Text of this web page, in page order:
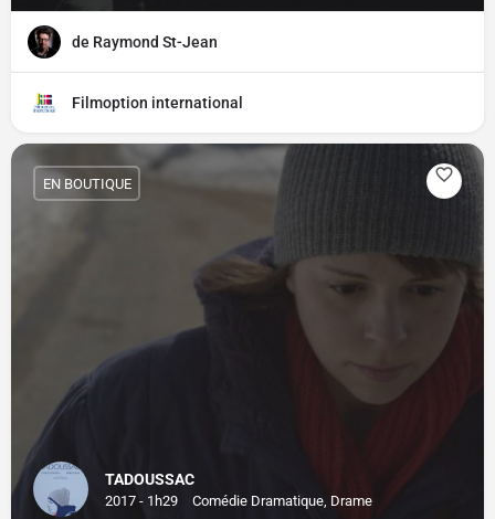
de Raymond St-Jean
Filmoption international
TADOUSSAC
2017 - 1h29 Comédie Dramatique, Drame
EN BOUTIQUE